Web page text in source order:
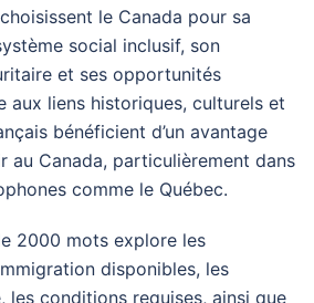
le Canada pour sa
social inclusif, son
et ses opportunités
aux liens historiques, culturels et
bénéficient d’un avantage
au Canada, particulièrement dans
comme le Québec.
2000 mots explore les
disponibles, les
les conditions requises, ainsi que